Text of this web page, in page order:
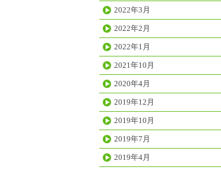
2022年3月
2022年2月
2022年1月
2021年10月
2020年4月
2019年12月
2019年10月
2019年7月
2019年4月